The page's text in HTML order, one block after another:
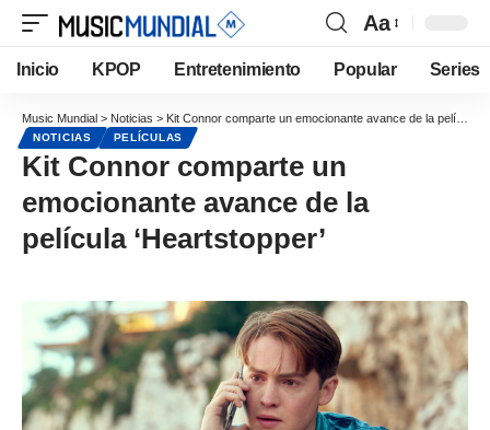
Aa
Inicio KPOP Entretenimiento Popular Series
Music Mundial > Noticias > Kit Connor comparte un emocionante avance de la película ‘Heartstopper’
NOTICIAS PELÍCULAS
Kit Connor comparte un
emocionante avance de la
película ‘Heartstopper’